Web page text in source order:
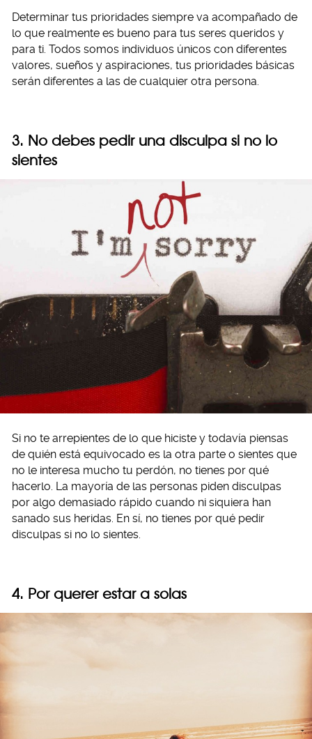
Determinar tus prioridades siempre va acompañado de
lo que realmente es bueno para tus seres queridos y
para ti. Todos somos individuos únicos con diferentes
valores, sueños y aspiraciones, tus prioridades básicas
serán diferentes a las de cualquier otra persona.
3. No debes pedir una disculpa si no lo
sientes
Si no te arrepientes de lo que hiciste y todavía piensas
de quién está equivocado es la otra parte o sientes que
no le interesa mucho tu perdón, no tienes por qué
hacerlo. La mayoría de las personas piden disculpas
por algo demasiado rápido cuando ni siquiera han
sanado sus heridas. En sí, no tienes por qué pedir
disculpas si no lo sientes.
4. Por querer estar a solas